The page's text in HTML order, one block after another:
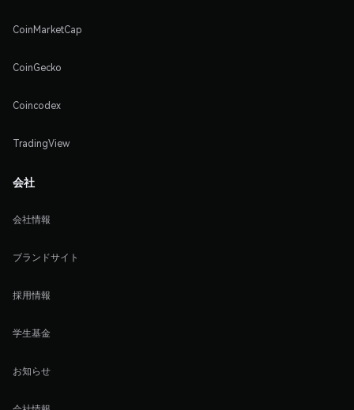
CoinMarketCap
CoinGecko
Coincodex
TradingView
会社
会社情報
ブランドサイト
採用情報
学生基金
お知らせ